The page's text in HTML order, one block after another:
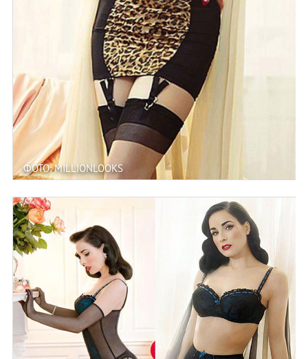
ФОТО: MILLIONLOOKS